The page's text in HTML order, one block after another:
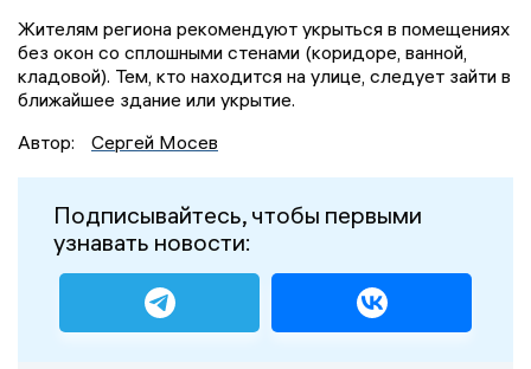
Жителям региона рекомендуют укрыться в помещениях
без окон со сплошными стенами (коридоре, ванной,
кладовой). Тем, кто находится на улице, следует зайти в
ближайшее здание или укрытие.
Автор:
Сергей Мосев
Подписывайтесь, чтобы первыми
узнавать новости: